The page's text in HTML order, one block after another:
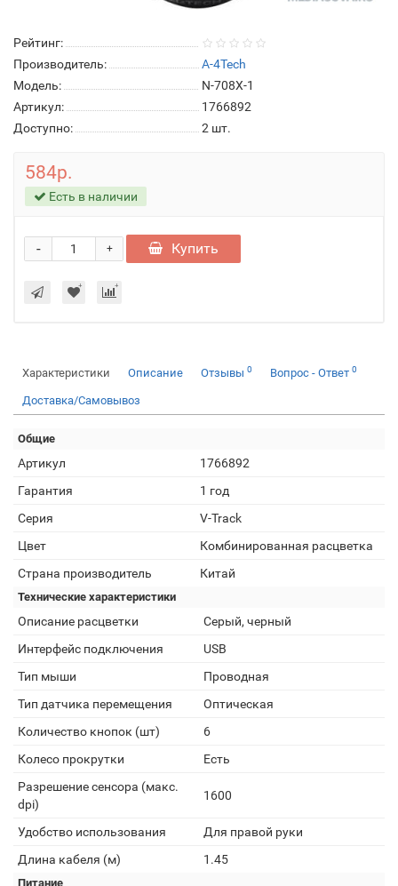
Рейтинг:
Производитель:
A-4Tech
Модель:
N-708X-1
Артикул:
1766892
Доступно:
2 шт.
584р.
Есть в наличии
+
- Купить
Характеристики Описание Отзывы 0 Вопрос - Ответ 0
Доставка/Самовывоз
Общие
Артикул
1766892
Гарантия
1 год
Серия
V-Track
Цвет
Комбинированная расцветка
Страна производитель
Китай
Технические характеристики
Описание расцветки
Серый, черный
Интерфейс подключения
USB
Тип мыши
Проводная
Тип датчика перемещения
Оптическая
Количество кнопок (шт)
6
Колесо прокрутки
Есть
Разрешение сенсора (макс.
dpi)
1600
Удобство использования
Для правой руки
Длина кабеля (м)
1.45
Питание